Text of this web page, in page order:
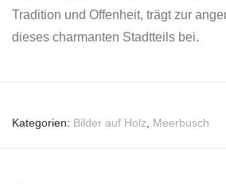
Tradition und Offenheit, trägt zur
dieses charmanten Stadtteils bei.
Kategorien: Bilder auf Holz Meerbusch